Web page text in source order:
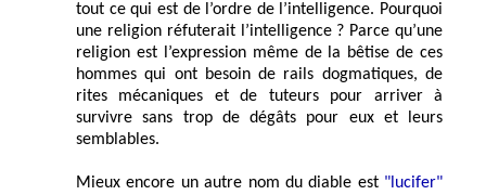
tout ce qui est de l’ordre de l’intelligence. Pourquoi
une religion réfuterait l’intelligence ? Parce qu’une
religion est l’expression même de la bêtise de ces
hommes qui ont besoin de rails dogmatiques, de
rites mécaniques et de tuteurs pour arriver à
survivre sans trop de dégâts pour eux et leurs
semblables.
Mieux encore un autre nom du diable est "lucifer"